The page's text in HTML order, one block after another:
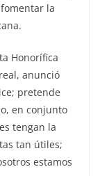
la
Honorífica
anunció
pretende
en conjunto
tengan la
tan útiles;
estamos